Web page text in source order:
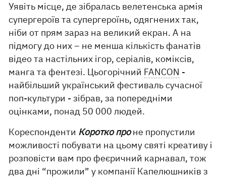
Уявіть місце, де зібралась велетенська армія
супергероїв та супергероїнь, одягнених так,
ніби от прям зараз на великий екран. А на
підмогу до них – не менша кількість фанатів
відео та настільних ігор, серіалів, коміксів,
манга та фентезі. Цьогорічний FANCON -
найбільший український фестиваль сучасної
поп-культури - зібрав, за попередніми
оцінками, понад 50 000 людей.
Кореспонденти Коротко проне пропустили
можливості побувати на цьому святі креативу і
розповісти вам про феєричний карнавал, тож
два дні “прожили” у компанії Капелюшників з